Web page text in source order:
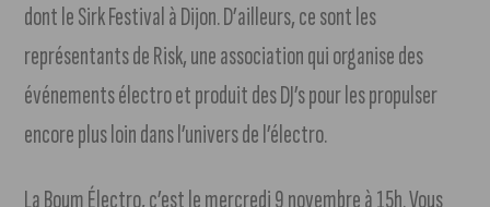
dont le Sirk Festival à Dijon. D’ailleurs, ce sont les
représentants de Risk, une association qui organise des
événements électro et produit des DJ’s pour les propulser
encore plus loin dans l’univers de l’électro.
La Boum Électro, c’est le mercredi 9 novembre à 15h. Vous